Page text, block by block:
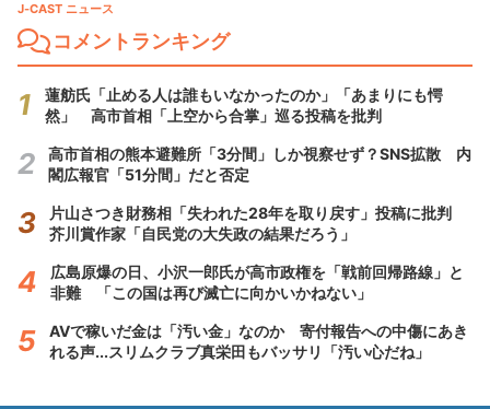
J-CAST ニュース
コメントランキング
蓮舫氏「止める人は誰もいなかったのか」「あまりにも愕
然」 高市首相「上空から合掌」巡る投稿を批判
高市首相の熊本避難所「3分間」しか視察せず？SNS拡散 内
閣広報官「51分間」だと否定
片山さつき財務相「失われた28年を取り戻す」投稿に批判
芥川賞作家「自民党の大失政の結果だろう」
広島原爆の日、小沢一郎氏が高市政権を「戦前回帰路線」と
非難 「この国は再び滅亡に向かいかねない」
AVで稼いだ金は「汚い金」なのか 寄付報告への中傷にあき
れる声...スリムクラブ真栄田もバッサリ「汚い心だね」